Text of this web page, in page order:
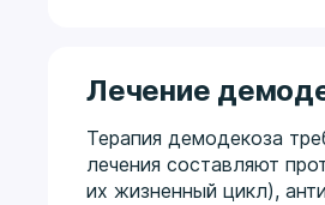
Лечение
Терапия демодекоза
лечения составляют
их жизненный цикл),